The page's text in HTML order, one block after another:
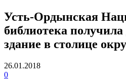
Усть-Ордынская
библиотека получила
здание в столице
26.01.2018
0